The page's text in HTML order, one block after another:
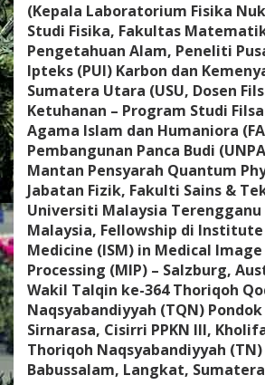
Q
Ā
M
W
A
L
I
Y
U
L
O
O
O
H
A
L
P
T
U
(Kepala Laboratorium Fisika
Studi Fisika, Fakultas
Pengetahuan Alam, Peneliti
Ipteks (PUI) Karbon dan
Sumatera Utara (USU, Dosen
Ketuhanan – Program Studi
Agama Islam dan Humaniora
Pembangunan Panca Budi
Mantan Pensyarah Quantum
Jabatan Fizik, Fakulti Sains &
Universiti Malaysia Terengganu
Malaysia, Fellowship di Institute
Medicine (ISM) in Medical
Processing (MIP) – Salzburg,
Wakil Talqin ke-364 Thoriqoh
Naqsyabandiyyah (TQN)
Sirnarasa, Cisirri PPKN III,
Thoriqoh Naqsyabandiyyah
Babussalam, Langkat,